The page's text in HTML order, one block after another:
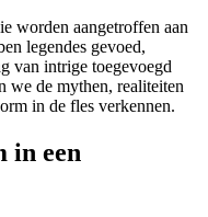
worden aangetroffen aan
legendes gevoed,
van intrige toegevoegd
we de mythen, realiteiten
in de fles verkennen.
in een